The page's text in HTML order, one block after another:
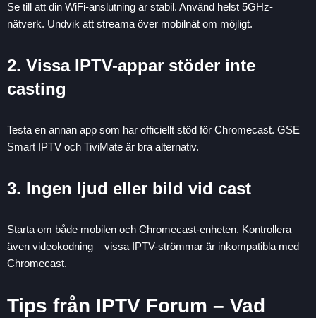
Se till att din WiFi-anslutning är stabil. Använd helst 5GHz-
nätverk. Undvik att streama över mobilnät om möjligt.
2. Vissa IPTV-appar stöder inte
casting
Testa en annan app som har officiellt stöd för Chromecast. GSE
Smart IPTV och TiviMate är bra alternativ.
3. Ingen ljud eller bild vid cast
Starta om både mobilen och Chromecast-enheten. Kontrollera
även videokodning – vissa IPTV-strömmar är inkompatibla med
Chromecast.
Tips från IPTV Forum – Vad